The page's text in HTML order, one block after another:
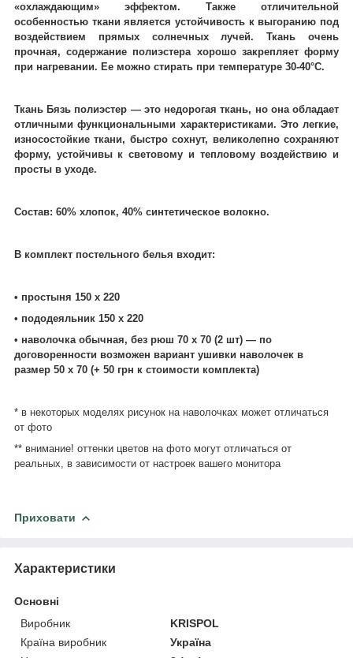
«охлаждающим» эффектом. Также отличительной
особенностью ткани является устойчивость к выгоранию под
воздействием прямых солнечных лучей. Ткань очень
прочная, содержание полиэстера хорошо закрепляет форму
при нагревании. Ее можно стирать при температуре 30-40°C.
Ткань Бязь полиэстер ― это недорогая ткань, но она обладает
отличными функциональными характеристиками. Это легкие,
износостойкие ткани, быстро сохнут, великолепно сохраняют
форму, устойчивы к световому и тепловому воздействию и
просты в уходе.
Состав: 60% хлопок, 40% синтетическое волокно.
В комплект постельного белья входит:
• простыня 150 х 220
• пододеяльник 150 х 220
• наволочка обычная, без рюш 70 х 70 (2 шт) ― по
договоренности возможен вариант ушивки наволочек в
размер 50 х 70 (+ 50 грн к стоимости комплекта)
* в некоторых моделях рисунок на наволочках может отличаться
от фото
** внимание! оттенки цветов на фото могут отличаться от
реальных, в зависимости от настроек вашего монитора
Приховати
Характеристики
Основні
Виробник
KRISPOL
Країна виробник
Україна